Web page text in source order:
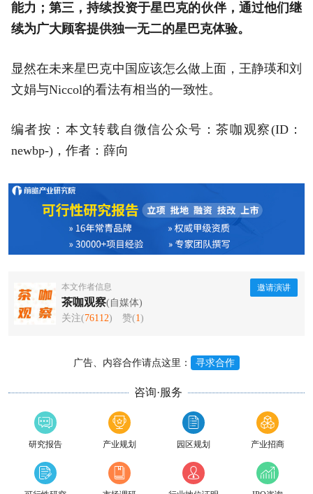
能力；第三，持续投资于星巴克的伙伴，通过他们继
续为广大顾客提供独一无二的星巴克体验。
显然在未来星巴克中国应该怎么做上面，王静瑛和刘
文娟与Niccol的看法有相当的一致性。
编者按：本文转载自微信公众号：茶咖观察(ID：
newbp-)，作者：薛向
本文作者信息
茶咖观察(自媒体)
关注(76112) 赞(1)
邀请演讲
广告、内容合作请点这里： 寻求合作
咨询·服务
研究报告 产业规划 园区规划 产业招商